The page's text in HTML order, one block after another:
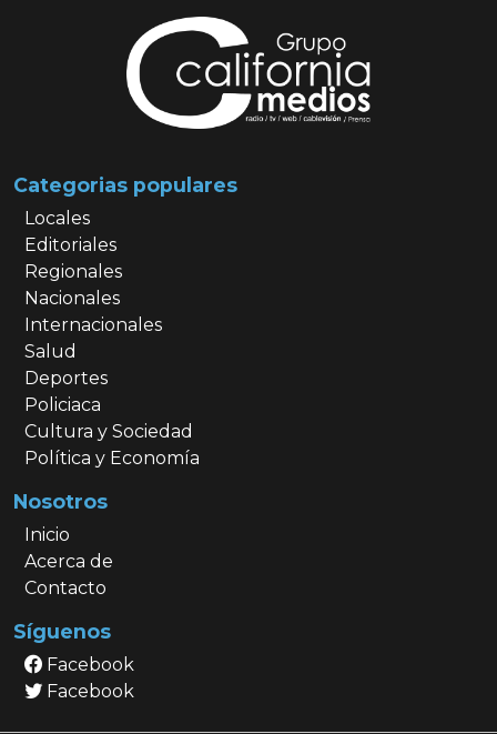
Categorias populares
Locales
Editoriales
Regionales
Nacionales
Internacionales
Salud
Deportes
Policiaca
Cultura y Sociedad
Política y Economía
Nosotros
Inicio
Acerca de
Contacto
Síguenos
Facebook
Facebook